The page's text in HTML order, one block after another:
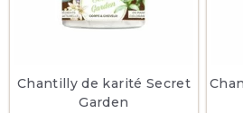
Chantilly de karité Secret
Garden